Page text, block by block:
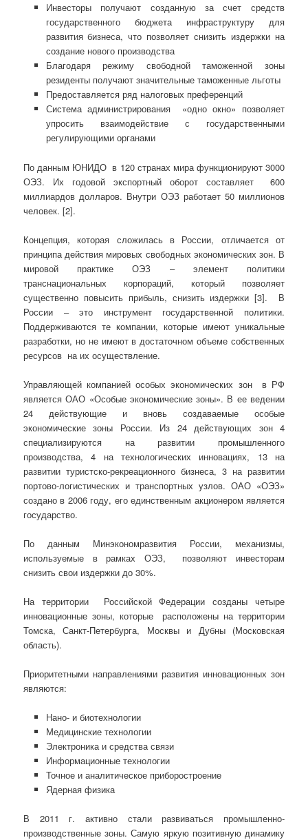
Инвесторы получают созданную за счет средств
государственного бюджета инфраструктуру для
развития бизнеса, что позволяет снизить издержки на
создание нового производства
Благодаря режиму свободной таможенной зоны
резиденты получают значительные таможенные льготы
Предоставляется ряд налоговых преференций
Система администрирования «одно окно» позволяет
упросить взаимодействие с государственными
регулирующими органами
По данным ЮНИДО в 120 странах мира функционируют 3000
ОЭЗ. Их годовой экспортный оборот составляет 600
миллиардов долларов. Внутри ОЭЗ работает 50 миллионов
человек. [2].
Концепция, которая сложилась в России, отличается от
принципа действия мировых свободных экономических зон. В
мировой практике ОЭЗ – элемент политики
транснациональных корпораций, который позволяет
существенно повысить прибыль, снизить издержки [3]. В
России – это инструмент государственной политики.
Поддерживаются те компании, которые имеют уникальные
разработки, но не имеют в достаточном объеме собственных
ресурсов на их осуществление.
Управляющей компанией особых экономических зон в РФ
является ОАО «Особые экономические зоны». В ее ведении
24 действующие и вновь создаваемые особые
экономические зоны России. Из 24 действующих зон 4
специализируются на развитии промышленного
производства, 4 на технологических инновациях, 13 на
развитии туристско-рекреационного бизнеса, 3 на развитии
портово-логистических и транспортных узлов. ОАО «ОЭЗ»
создано в 2006 году, его единственным акционером является
государство.
По данным Минэкономразвития России, механизмы,
используемые в рамках ОЭЗ, позволяют инвесторам
снизить свои издержки до 30%.
На территории Российской Федерации созданы четыре
инновационные зоны, которые расположены на территории
Томска, Санкт-Петербурга, Москвы и Дубны (Московская
область).
Приоритетными направлениями развития инновационных зон
являются:
Нано- и биотехнологии
Медицинские технологии
Электроника и средства связи
Информационные технологии
Точное и аналитическое приборостроение
Ядерная физика
В 2011 г. активно стали развиваться промышленно-
производственные зоны. Самую яркую позитивную динамику